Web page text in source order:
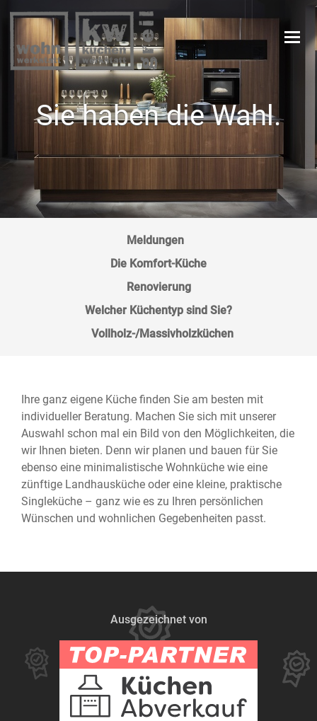
Sie haben die Wahl.
Meldungen
Die Komfort-Küche
Renovierung
Welcher Küchentyp sind Sie?
Vollholz-/Massivholzküchen
Ihre ganz eigene Küche finden Sie am besten mit
individueller Beratung. Machen Sie sich mit unserer
Auswahl schon mal ein Bild von den Möglichkeiten, die
wir Ihnen bieten. Denn wir planen und bauen für Sie
ebenso eine minimalistische Wohnküche wie eine
zünftige Landhausküche oder eine kleine, praktische
Singleküche – ganz wie es zu Ihren persönlichen
Wünschen und wohnlichen Gegebenheiten passt.
Ausgezeichnet von